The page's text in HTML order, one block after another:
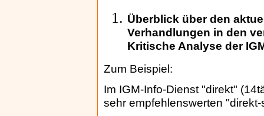
Überblick über den
Verhandlungen in den
Kritische Analyse der
Zum Beispiel:
Im IGM-Info-Dienst "direkt"
sehr empfehlenswerten